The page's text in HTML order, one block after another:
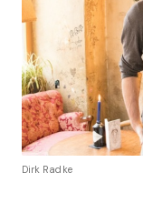
Dirk Radke